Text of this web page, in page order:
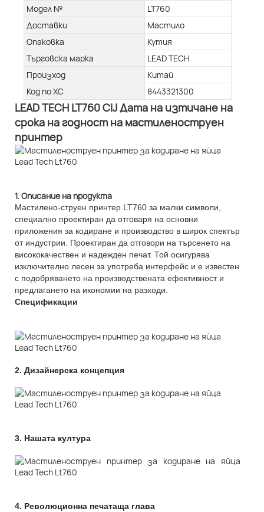
Модел №
LT760
Доставки
Мастило
Опаковка
Кутия
Търговска марка
LEAD TECH
Произход
Китай
Код по ХС
8443321300
LEAD TECH LT760 CIJ Дата на изтичане на
срока на годност на мастиленоструен
принтер
1. Описание на продукта
Мастилено-струен принтер LT760 за малки символи,
специално проектиран да отговаря на основни
приложения за кодиране и производство в широк спектър
от индустрии. Проектиран да отговори на търсенето на
висококачествен и надежден печат. Той осигурява
изключително лесен за употреба интерфейс и е известен
с подобряването на производствената ефективност и
предлагането на икономии на разходи.
Спецификации
2. Дизайнерска концепция
3. Нашата култура
4. Революционна печатаща глава